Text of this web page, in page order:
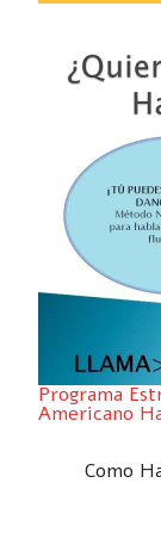
Programa
Americano
Como